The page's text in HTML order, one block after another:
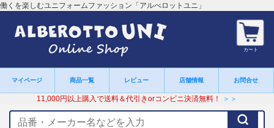
働くを楽しむユニフォームファッション「アルべロットユニ」
カート
マイページ 商品一覧 レビュー 店舗情報 お問合せ
11,000円以上購入で送料＆代引きorコンビニ決済無料！ ＞＞